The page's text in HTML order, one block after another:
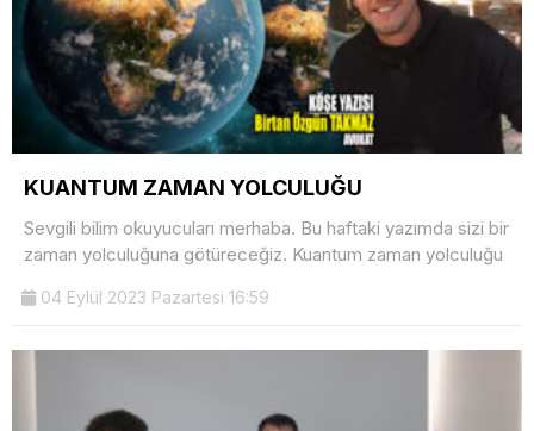
KUANTUM ZAMAN YOLCULUĞU
Sevgili bilim okuyucuları merhaba. Bu haftaki yazımda sizi bir
zaman yolculuğuna götüreceğiz. Kuantum zaman yolculuğu
04 Eylül 2023 Pazartesi 16:59